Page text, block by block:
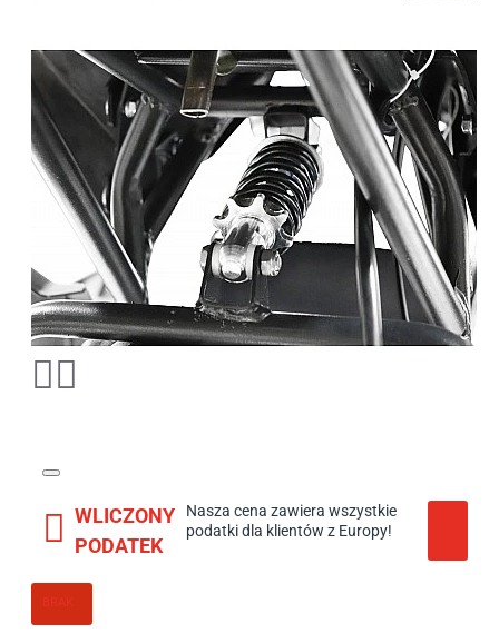
WLICZONY
PODATEK
Nasza cena zawiera wszystkie
podatki dla klientów z Europy!